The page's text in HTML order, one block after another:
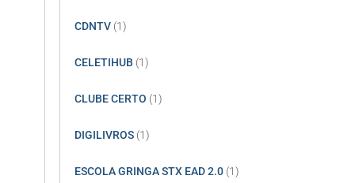
CDNTV (1)
CELETIHUB (1)
CLUBE CERTO (1)
DIGILIVROS (1)
ESCOLA GRINGA STX EAD 2.0 (1)